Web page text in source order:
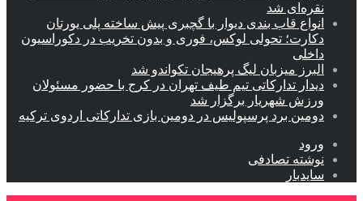
نقره‌ای شد
انواع قاب بندی دیوار با گچبری پیش ساخته پلی یورتان
دکارت؛ تحولی لوکس، فوری و بدون تخریب در دکوراسیون
داخلی
البرز میزبان لیگ پرهیجان تکواندو شد
دیدار تدارکاتی تیم طیف تهران در کرج با حضور مسئولان
ورزش شهریار برگزار شد
دومین برد پرسپولیس در دومین بازی تدارکاتی اردوی ترکیه
ورود
نوشته تصادفی
سایدبار